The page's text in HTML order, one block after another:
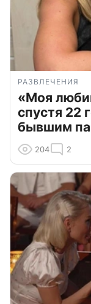
РАЗВЛЕЧЕНИЯ
«Моя
спустя 22
бывшим
204 2